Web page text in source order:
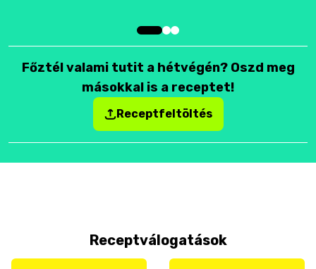
Főztél valami tutit a hétvégén? Oszd meg
másokkal is a receptet!
Receptfeltöltés
Receptválogatások